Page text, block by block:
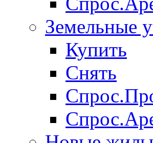
Земельные
Купить
Снять